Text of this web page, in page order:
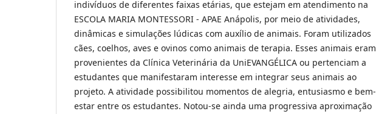
indivíduos de diferentes faixas etárias, que estejam em atendimento na
ESCOLA MARIA MONTESSORI - APAE Anápolis, por meio de atividades,
dinâmicas e simulações lúdicas com auxílio de animais. Foram utilizados
cães, coelhos, aves e ovinos como animais de terapia. Esses animais eram
provenientes da Clínica Veterinária da UniEVANGÉLICA ou pertenciam a
estudantes que manifestaram interesse em integrar seus animais ao
projeto. A atividade possibilitou momentos de alegria, entusiasmo e bem-
estar entre os estudantes. Notou-se ainda uma progressiva aproximação